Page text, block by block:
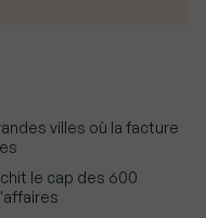
villes où la facture
le cap des 600